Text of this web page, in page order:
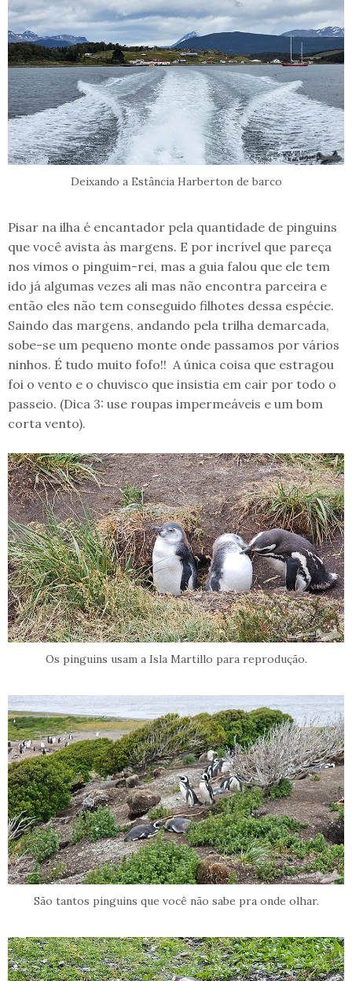
Deixando a Estância Harberton de barco
Pisar na ilha é encantador pela quantidade de pinguins
que você avista às margens. E por incrível que pareça
nos vimos o pinguim-rei, mas a guia falou que ele tem
ido já algumas vezes ali mas não encontra parceira e
então eles não tem conseguido filhotes dessa espécie.
Saindo das margens, andando pela trilha demarcada,
sobe-se um pequeno monte onde passamos por vários
ninhos. É tudo muito fofo!! A única coisa que estragou
foi o vento e o chuvisco que insistia em cair por todo o
passeio. (Dica 3: use roupas impermeáveis e um bom
corta vento).
Os pinguins usam a Isla Martillo para reprodução.
São tantos pinguins que você não sabe pra onde olhar.